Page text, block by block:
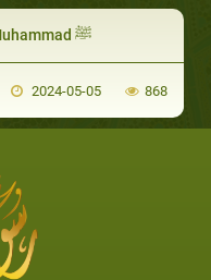
Prueba I La fe transmitida por Muhammad ﷺ
2024-05-05 868